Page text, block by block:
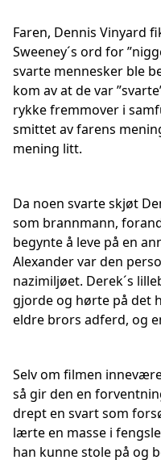
Faren, Dennis Vinyard
Sweeney´s ord for
svarte mennesker ble
kom av at de var
rykke fremmover i
smittet av farens
mening litt.
Da noen svarte skjøt
som brannmann,
begynte å leve på en
Alexander var den
nazimiljøet. Derek´s
gjorde og hørte på det
eldre brors adferd, og
Selv om filmen
så gir den en
drept en svart som
lærte en masse i
han kunne stole på og